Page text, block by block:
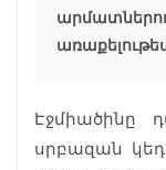
Էջմիածինը
սրբազան